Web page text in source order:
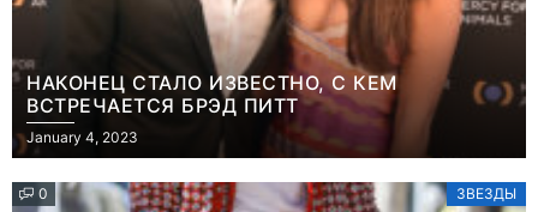
НАКОНЕЦ СТАЛО ИЗВЕСТНО, С КЕМ
ВСТРЕЧАЕТСЯ БРЭД ПИТТ
January 4, 2023
0 ЗВЕЗДЫ